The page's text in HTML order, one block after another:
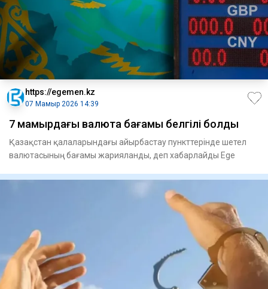
https://egemen.kz
07 Мамыр 2026 14:39
7 мамырдағы валюта бағамы белгілі болды
Қазақстан қалаларындағы айырбастау пункттерінде шетел
валютасының бағамы жарияланды, деп хабарлайды Ege